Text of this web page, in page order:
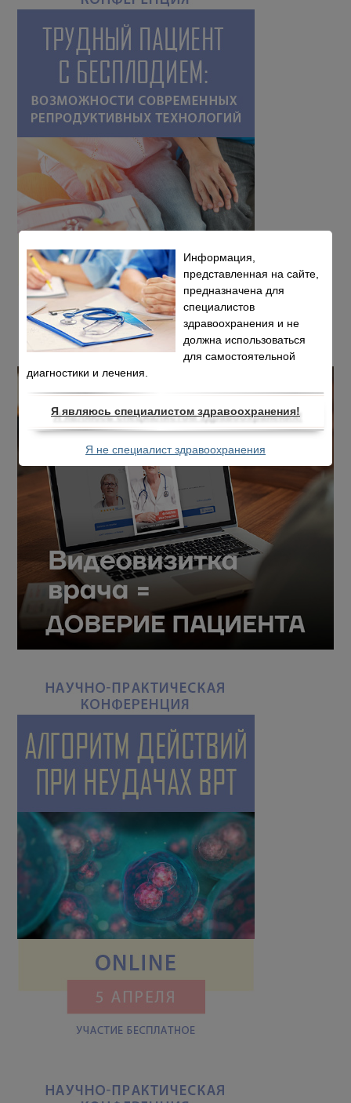
Информация,
представленная на сайте,
предназначена для
специалистов
здравоохранения и не
должна использоваться
для самостоятельной
диагностики и лечения.
Я являюсь специалистом здравоохранения!
Я не специалист здравоохранения